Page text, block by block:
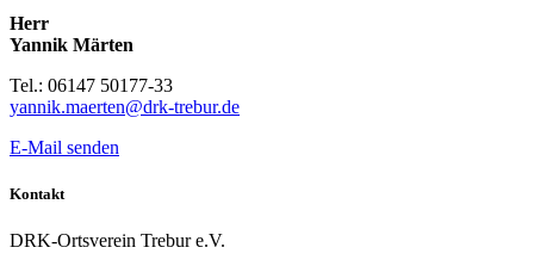
Herr
Yannik Märten
Tel.: 06147 50177-33
yannik.maerten@drk-trebur.de
E-Mail senden
Kontakt
DRK-Ortsverein Trebur e.V.